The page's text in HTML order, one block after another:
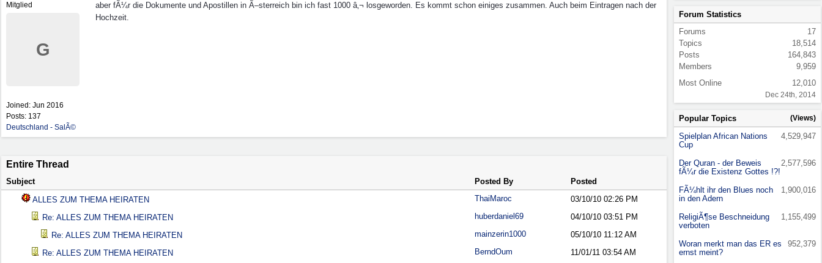
Mitglied
G
Joined: Jun 2016
Posts: 137
Deutschland - SalÃ©
aber fÃ¼r die Dokumente und Apostillen in Ã–sterreich bin ich fast 1000 â‚¬ losgeworden. Es kommt schon einiges zusammen. Auch beim Eintragen nach der
Hochzeit.
Entire Thread
Subject Posted By
Posted
ALLES ZUM THEMA HEIRATEN
ThaiMaroc 03/10/10 02:26 PM
Re: ALLES ZUM THEMA HEIRATEN
huberdaniel69 04/10/10 03:51 PM
Re: ALLES ZUM THEMA HEIRATEN
mainzerin1000 05/10/10 11:12 AM
Re: ALLES ZUM THEMA HEIRATEN
BerndOum 11/01/11 03:54 AM
Forum Statistics
Forums
17
Topics
18,514
Posts
164,843
Members
9,959
Most Online
12,010
Dec 24th, 2014
Popular Topics (Views)
4,529,947
Spielplan African Nations
Cup
2,577,596
Der Quran - der Beweis
fÃ¼r die Existenz Gottes !?!
1,900,016
FÃ¼hlt ihr den Blues noch
in den Adern
1,155,499
ReligiÃ¶se Beschneidung
verboten
952,379
Woran merkt man das ER es
ernst meint?